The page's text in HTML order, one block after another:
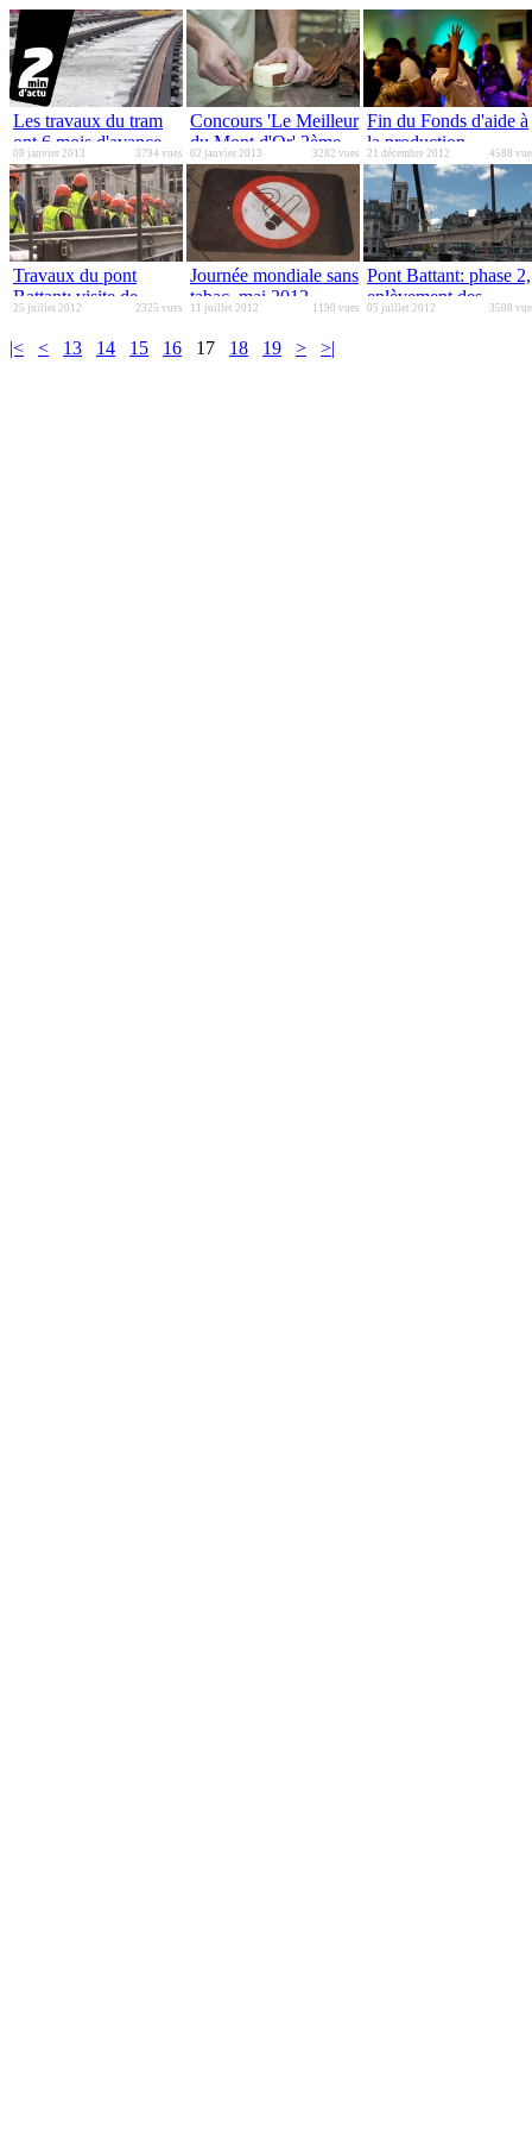
Les travaux du tram
ont 6 mois d'avance
08 janvier 2013 3794 vues
Concours 'Le Meilleur
du Mont d'Or' 2ème
édition
02 janvier 2013 3282 vues
Fin du Fonds d'aide à
la production
audiovisuelle et
cinématographique
21 décembre 2012 4588
Travaux du pont
Battant: visite de
chantier
25 juillet 2012 2325 vues
Journée mondiale sans
tabac, mai 2012
11 juillet 2012 1190 vues
Pont Battant: phase 2,
enlèvement des
tronçons !
05 juillet 2012 3508
|< < 13 14 15 16 17 18 19 > >|